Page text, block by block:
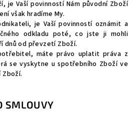
je Vaší povinností Nám původní Zboží
však hradíme My.
je Vaší povinností oznámit a
odkladu poté, co jste ji mohli
dnů od převzetí Zboží.
máte právo uplatit práva z
se vyskytne u spotřebního Zboží ve
SMLOUVY